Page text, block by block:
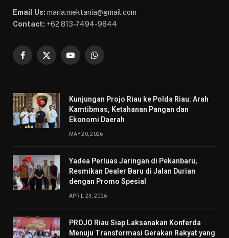
Email Us: maria.mektania@gmail.com
Contact: +62 813-7494-9844
Facebook
X
YouTubeWhatsApp
Kunjungan Projo Riau ke Polda Riau: Arah
Kamtibmas, Ketahanan Pangan dan
Ekonomi Daerah
MAY 20, 2026
Yadea Perluas Jaringan di Pekanbaru,
Resmikan Dealer Baru di Jalan Durian
dengan Promo Spesial
APRIL 23, 2026
PROJO Riau Siap Laksanakan Konferda
Menuju Transformasi Gerakan Rakyat yang